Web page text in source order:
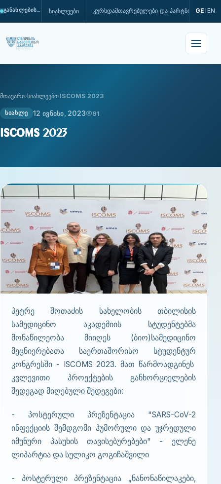
განახლების პროცესშია სიახლეები კურსდამთავრებულები და პარტნიორები
GE EN
მთავარი სიახლეები ISCOMS 2023
ᲡᲘᲐᲮᲚᲔ 12 ივნისი, 2023 91
ISCOMS 2023
პეტრე შოთაძის სახელობის თბილისის
სამედიცინო აკადემიის სტუდენტებმა
მონაწილეობა მიიღეს (ბიო)სამედიცინო
მეცნიერებათა საერთაშორისო სტუდენტურ
კონგრესში - ISCOMS 2023. მათ წარმოადგინეს
კვლევითი პროექტების განხორციელების
შედეგად მიღებული შედეგები:
- პოსტერული პრეზენტაცია "SARS-CoV-2
ინფექციის შემდგომი ჰუმორული და უჯრედული
იმუნური პასუხის თავისებურებები" - ელენე
ლიპარტია და სულიკო გოგიჩაშვილი
- პოსტერული პრეზენტაცია „ნანონაწილაკები,